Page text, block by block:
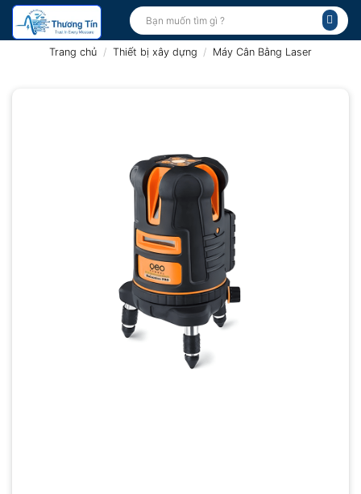
Bỏ
qua
Tìm
kiếm:
Trang chủ / Thiết bị xây dựng / Máy Cân Bằng Laser